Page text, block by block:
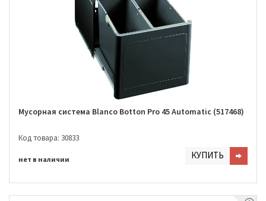
Мусорная система Blanco Botton Pro 45 Automatic (517468)
Код товара: 30833
нет в наличии КУПИТЬ